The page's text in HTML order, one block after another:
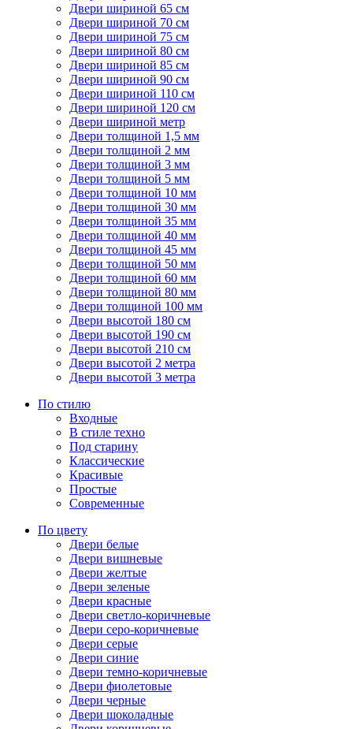
Двери шириной 65 см
Двери шириной 70 см
Двери шириной 75 см
Двери шириной 80 см
Двери шириной 85 см
Двери шириной 90 см
Двери шириной 110 см
Двери шириной 120 см
Двери шириной метр
Двери толщиной 1,5 мм
Двери толщиной 2 мм
Двери толщиной 3 мм
Двери толщиной 5 мм
Двери толщиной 10 мм
Двери толщиной 30 мм
Двери толщиной 35 мм
Двери толщиной 40 мм
Двери толщиной 45 мм
Двери толщиной 50 мм
Двери толщиной 60 мм
Двери толщиной 80 мм
Двери толщиной 100 мм
Двери высотой 180 см
Двери высотой 190 см
Двери высотой 210 см
Двери высотой 2 метра
Двери высотой 3 метра
По стилю
Входные
В стиле техно
Под старину
Классические
Красивые
Простые
Современные
По цвету
Двери белые
Двери вишневые
Двери желтые
Двери зеленые
Двери красные
Двери светло-коричневые
Двери серо-коричневые
Двери серые
Двери синие
Двери темно-коричневые
Двери фиолетовые
Двери черные
Двери шоколадные